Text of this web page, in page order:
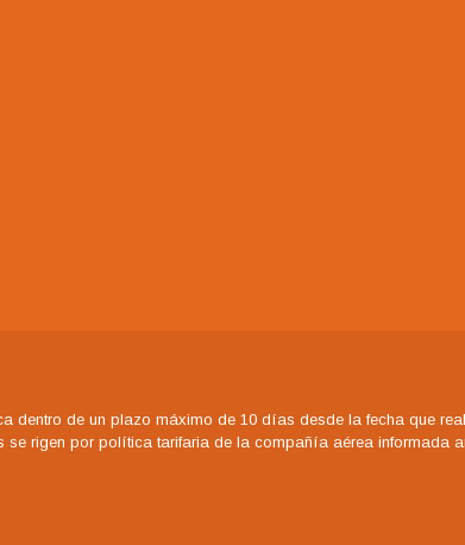
dentro de un plazo máximo de 10 días desde la fecha que
se rigen por política tarifaria de la compañía aérea informada